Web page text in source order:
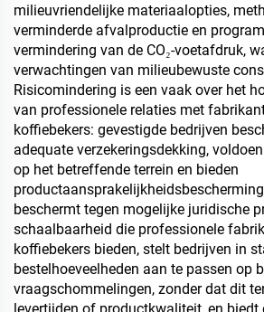
milieuvriendelijke materiaalopties,
verminderde afvalproductie en
vermindering van de CO₂-voetafdruk,
verwachtingen van milieubewuste
Risicomindering is een vaak over het
van professionele relaties met
koffiebekers: gevestigde bedrijven
adequate verzekeringsdekking,
op het betreffende terrein en bieden
beschermt tegen mogelijke juridische
schaalbaarheid die professionele
koffiebekers bieden, stelt bedrijven in
bestelhoeveelheden aan te passen op
vraagschommelingen, zonder dat dit